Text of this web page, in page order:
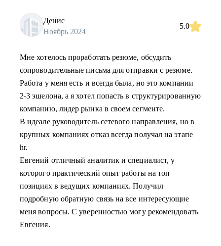
Денис
Ноябрь 2024
5.0
Мне хотелось проработать резюме, обсудить
сопроводительные письма для отправки с резюме.
Работа у меня есть и всегда была, но это компании
2-3 эшелона, а я хотел попасть в структурированную
компанию, лидер рынка в своем сегменте.
В идеале руководитель сетевого направления, но в
крупных компаниях отказ всегда получал на этапе
hr.
Евгений отличный аналитик и специалист, у
которого практический опыт работы на топ
позициях в ведущих компаниях. Получил
подробную обратную связь на все интересующие
меня вопросы. С уверенностью могу рекомендовать
Евгения.